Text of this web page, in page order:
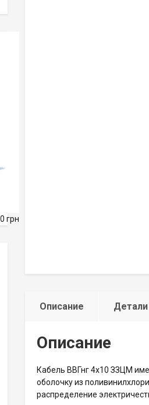
Описание Детали
Описание
Кабель ВВГнг 4х10 ЗЗЦМ
оболочку из
распределение
грн